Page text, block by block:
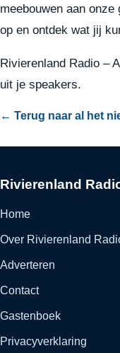
meebouwen aan
op en ontdek wat jij
Rivierenland Radio –
uit je speakers.
← Terug naar al het
Rivierenland
Home
Over Rivierenland
Adverteren
Contact
Gastenboek
Privacyverklaring